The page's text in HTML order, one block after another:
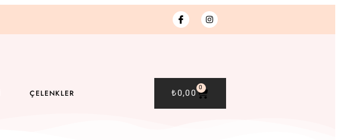
ÇELENKLER ₺0,00 0